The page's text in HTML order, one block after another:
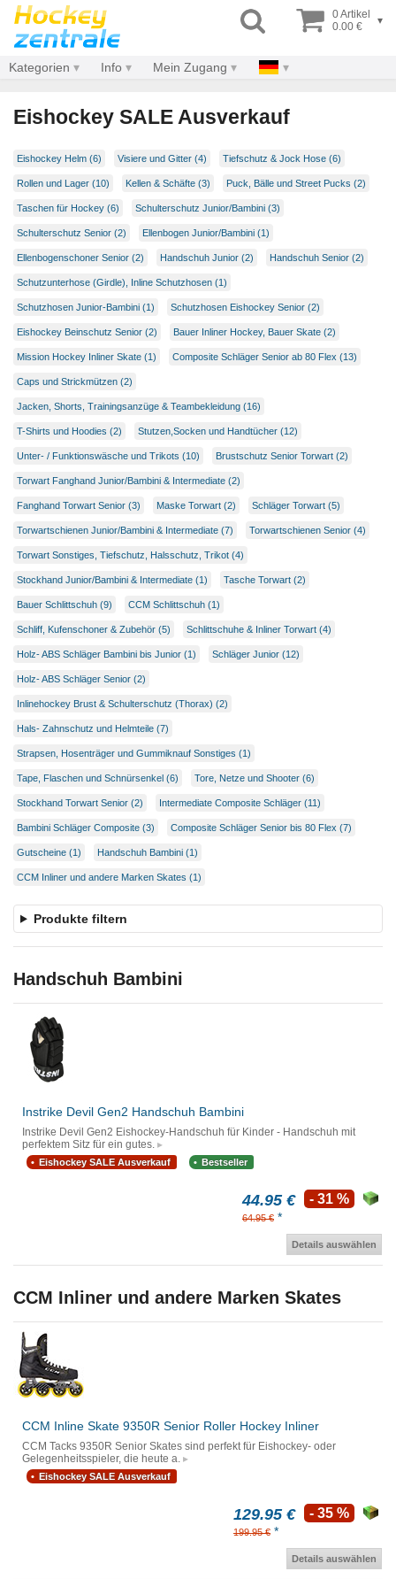
0 Artikel
0.00 €
▾
Kategorien Info Mein Zugang
Eishockey SALE Ausverkauf
Eishockey Helm (6) Visiere und Gitter (4) Tiefschutz & Jock Hose (6)
Rollen und Lager (10) Kellen & Schäfte (3) Puck, Bälle und Street Pucks (2)
Taschen für Hockey (6) Schulterschutz Junior/Bambini (3)
Schulterschutz Senior (2) Ellenbogen Junior/Bambini (1)
Ellenbogenschoner Senior (2) Handschuh Junior (2) Handschuh Senior (2)
Schutzunterhose (Girdle), Inline Schutzhosen (1)
Schutzhosen Junior-Bambini (1) Schutzhosen Eishockey Senior (2)
Eishockey Beinschutz Senior (2) Bauer Inliner Hockey, Bauer Skate (2)
Mission Hockey Inliner Skate (1) Composite Schläger Senior ab 80 Flex (13)
Caps und Strickmützen (2)
Jacken, Shorts, Trainingsanzüge & Teambekleidung (16)
T-Shirts und Hoodies (2) Stutzen,Socken und Handtücher (12)
Unter- / Funktionswäsche und Trikots (10) Brustschutz Senior Torwart (2)
Torwart Fanghand Junior/Bambini & Intermediate (2)
Fanghand Torwart Senior (3) Maske Torwart (2) Schläger Torwart (5)
Torwartschienen Junior/Bambini & Intermediate (7) Torwartschienen Senior (4)
Torwart Sonstiges, Tiefschutz, Halsschutz, Trikot (4)
Stockhand Junior/Bambini & Intermediate (1) Tasche Torwart (2)
Bauer Schlittschuh (9) CCM Schlittschuh (1)
Schliff, Kufenschoner & Zubehör (5) Schlittschuhe & Inliner Torwart (4)
Holz- ABS Schläger Bambini bis Junior (1) Schläger Junior (12)
Holz- ABS Schläger Senior (2)
Inlinehockey Brust & Schulterschutz (Thorax) (2)
Hals- Zahnschutz und Helmteile (7)
Strapsen, Hosenträger und Gummiknauf Sonstiges (1)
Tape, Flaschen und Schnürsenkel (6) Tore, Netze und Shooter (6)
Stockhand Torwart Senior (2) Intermediate Composite Schläger (11)
Bambini Schläger Composite (3) Composite Schläger Senior bis 80 Flex (7)
Gutscheine (1) Handschuh Bambini (1)
CCM Inliner und andere Marken Skates (1)
Produkte filtern
Handschuh Bambini
Instrike Devil Gen2 Handschuh Bambini
Instrike Devil Gen2 Eishockey-Handschuh für Kinder - Handschuh mit
perfektem Sitz für ein gutes.
Eishockey SALE Ausverkauf Bestseller
44.95 €
64.95 € *
- 31 %
Details auswählen
CCM Inliner und andere Marken Skates
CCM Inline Skate 9350R Senior Roller Hockey Inliner
CCM Tacks 9350R Senior Skates sind perfekt für Eishockey- oder
Gelegenheitsspieler, die heute a.
Eishockey SALE Ausverkauf
129.95 €
199.95 € *
- 35 %
Details auswählen